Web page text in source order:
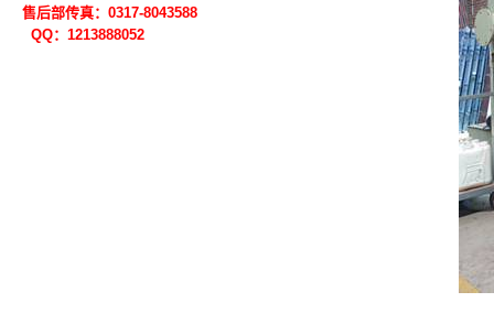
售后部传真：0317-8043588
QQ：1213888052